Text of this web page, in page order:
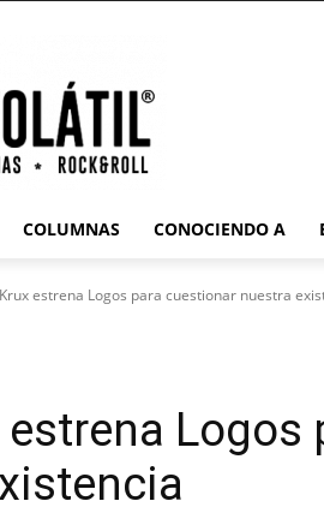
COLUMNAS CONOCIENDO A
estrena Logos para cuestionar nuestra
estrena